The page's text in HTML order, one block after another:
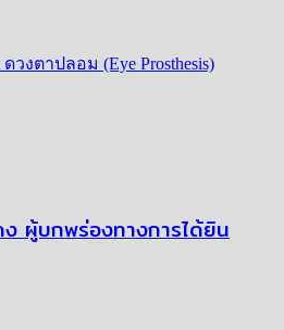
ดวงตาปลอม (Eye Prosthesis)
ผู้บกพร่องทางการได้ยิน